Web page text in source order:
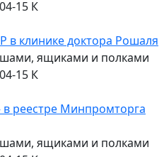
в клинике доктора Рошаля
Минпромторга